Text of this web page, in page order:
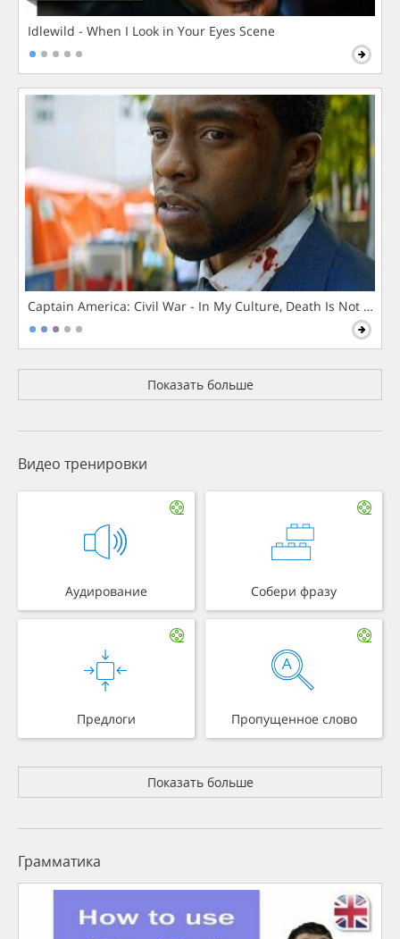
Idlewild - When I Look in Your Eyes Scene
Captain America: Civil War - In My Culture, Death Is Not The
Показать больше
Видео тренировки
Аудирование Собери фразу
Предлоги Пропущенное слово
Показать больше
Грамматика